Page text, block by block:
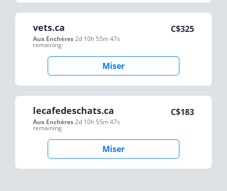
vets.ca
Aux Enchères2d 10h 55m 47s
remaining
C$325
Miser
lecafedeschats.ca
Aux Enchères2d 10h 55m 47s
remaining
C$183
Miser